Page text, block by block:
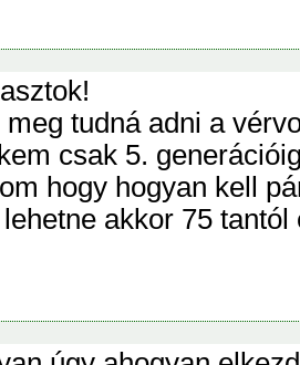
meg tudná adni a
csak 5.
hogy hogyan kell
akkor 75